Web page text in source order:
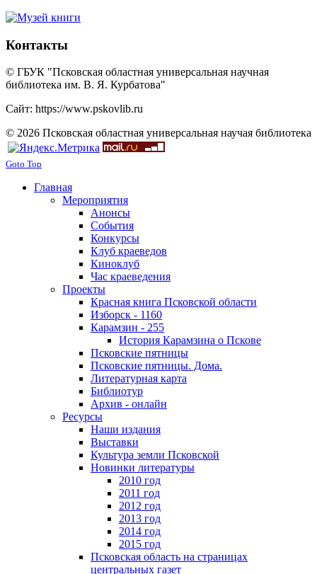
Контакты
© ГБУК "Псковская областная универсальная научная
библиотека им. В. Я. Курбатова"
Сайт: https://www.pskovlib.ru
© 2026 Псковская областная универсальная научая библиотека
Goto Top
Главная
Мероприятия
Анонсы
События
Конкурсы
Клуб краеведов
Киноклуб
Час краеведения
Проекты
Красная книга Псковской области
Изборск - 1160
Карамзин - 255
История Карамзина о Пскове
Псковские пятницы
Псковские пятницы. Дома.
Литературная карта
Библиотур
Архив - онлайн
Ресурсы
Наши издания
Выставки
Культура земли Псковской
Новинки литературы
2010 год
2011 год
2012 год
2013 год
2014 год
2015 год
Псковская область на страницах
центральных газет